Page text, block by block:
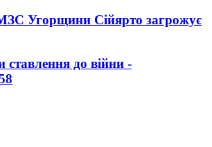
Угорщини Сійярто загрожує
ставлення до війни -